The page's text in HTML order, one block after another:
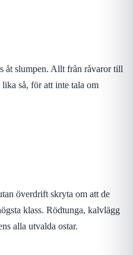
åt slumpen. Allt från råvaror till
så, för att inte tala om
överdrift skryta om att de
klass. Rödtunga, kalvlägg
alla utvalda ostar.